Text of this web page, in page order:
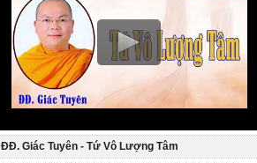
ĐĐ. Giác Tuyên - Tứ Vô Lượng Tâm